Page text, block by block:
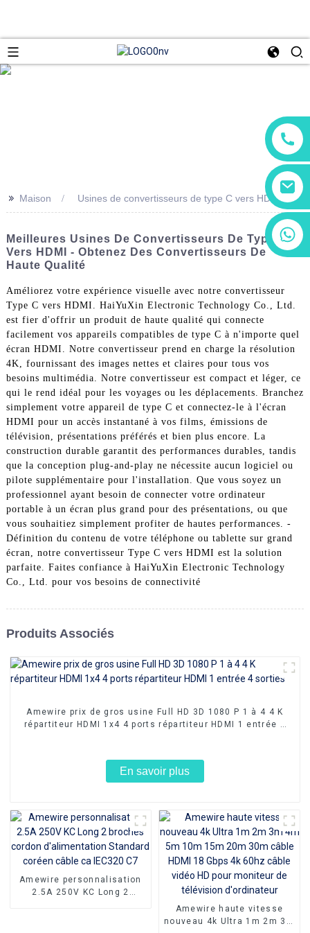
+86 18602095014
>> Maison Usines de convertisseurs de type C vers HDMI
Meilleures Usines De Convertisseurs De Type C
Vers HDMI - Obtenez Des Convertisseurs De
Haute Qualité
Améliorez votre expérience visuelle avec notre convertisseur
Type C vers HDMI. HaiYuXin Electronic Technology Co., Ltd.
est fier d'offrir un produit de haute qualité qui connecte
facilement vos appareils compatibles de type C à n'importe quel
écran HDMI. Notre convertisseur prend en charge la résolution
4K, fournissant des images nettes et claires pour tous vos
besoins multimédia. Notre convertisseur est compact et léger, ce
qui le rend idéal pour les voyages ou les déplacements. Branchez
simplement votre appareil de type C et connectez-le à l'écran
HDMI pour un accès instantané à vos films, émissions de
télévision, présentations préférés et bien plus encore. La
construction durable garantit des performances durables, tandis
que la conception plug-and-play ne nécessite aucun logiciel ou
pilote supplémentaire pour l'installation. Que vous soyez un
professionnel ayant besoin de connecter votre ordinateur
portable à un écran plus grand pour des présentations, ou que
vous souhaitiez simplement profiter de hautes performances. -
Définition du contenu de votre téléphone ou tablette sur grand
écran, notre convertisseur Type C vers HDMI est la solution
parfaite. Faites confiance à HaiYuXin Electronic Technology
Co., Ltd. pour vos besoins de connectivité
Produits Associés
Amewire prix de gros usine Full HD 3D 1080 P 1 à 4 4 K
répartiteur HDMI 1x4 4 ports répartiteur HDMI 1 entrée 4
En savoir plus
Amewire personnalisation
2.5A 250V KC Long 2
Amewire haute vitesse
nouveau 4k Ultra 1m 2m 3m